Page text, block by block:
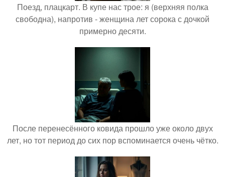
Поезд, плацкарт. В купе нас трое: я (верхняя полка
свободна), напротив - женщина лет сорока с дочкой
примерно десяти.
После перенесённого ковида прошло уже около двух
лет, но тот период до сих пор вспоминается очень чётко.